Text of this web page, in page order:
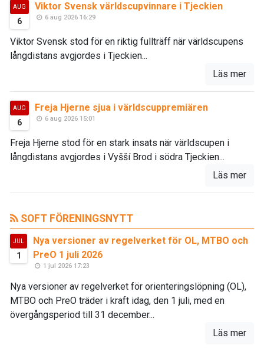
AUG
6
Viktor Svensk världscupvinnare i Tjeckien
6 aug 2026 16:29
Viktor Svensk stod för en riktig fullträff när världscupens
långdistans avgjordes i Tjeckien...
Läs mer
AUG
6
Freja Hjerne sjua i världscuppremiären
6 aug 2026 15:01
Freja Hjerne stod för en stark insats när världscupen i
långdistans avgjordes i Vyšší Brod i södra Tjeckien...
Läs mer
SOFT FÖRENINGSNYTT
JUL
1
Nya versioner av regelverket för OL, MTBO och
PreO 1 juli 2026
1 jul 2026 17:23
Nya versioner av regelverket för orienteringslöpning (OL),
MTBO och PreO träder i kraft idag, den 1 juli, med en
övergångsperiod till 31 december...
Läs mer